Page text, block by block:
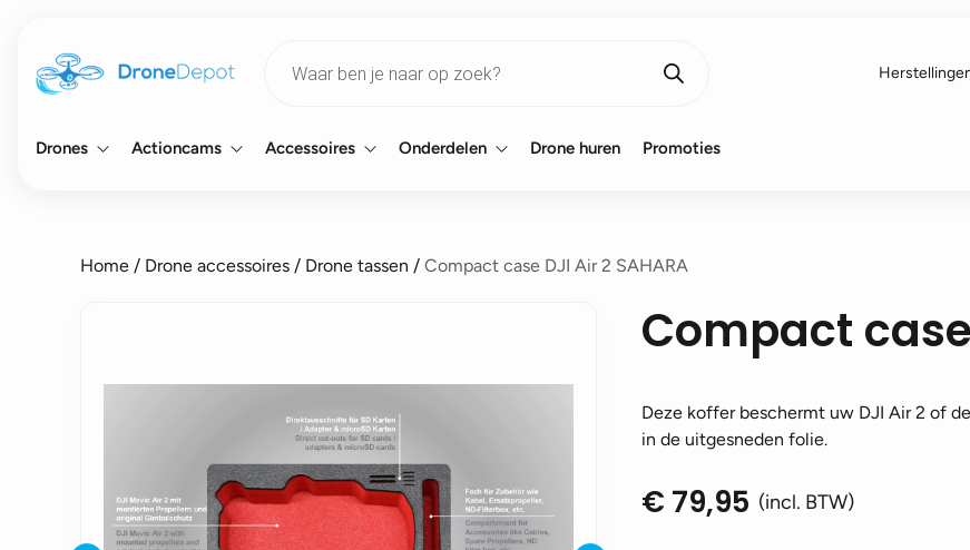
search
Drones Actioncams Accessoires Onderdelen Drone huren Promoties
Home / Drone accessoires / Drone tassen / Compact case DJI Air 2 SAHARA
Compact case
Deze koffer beschermt uw DJI Air 2 of
in de uitgesneden folie.
€ 79,95 (incl. BTW)